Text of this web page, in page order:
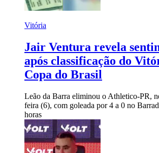
Vitória
Jair Ventura revela
após classificação do
Copa do Brasil
Leão da Barra eliminou o Athletico-PR,
feira (6), com goleada por 4 a 0 no
horas